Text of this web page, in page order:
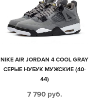
NIKE AIR JORDAN 4 COOL GRAY
СЕРЫЕ НУБУК МУЖСКИЕ (40-
44)
7 790 руб.